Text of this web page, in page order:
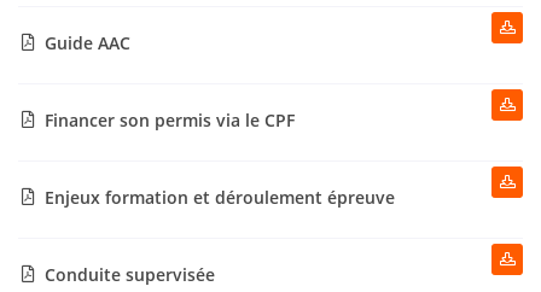
Code
voiture
Une
 Guide AAC

 Financer son permis via le CPF

 Enjeux formation et déroulement épreuve

 Conduite supervisée
